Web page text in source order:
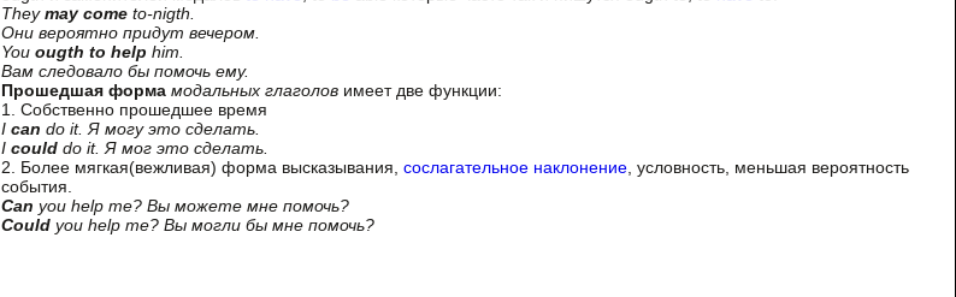
Theymay come to-nigth.
Они вероятно придут вечером.
You ougth to help him.
Вам следовало бы помочь ему.
Прошедшая форма модальных глаголов имеет две функции:
1. Собственно прошедшее время
I can do it. Я могу это сделать.
I could do it. Я мог это сделать.
2. Более мягкая(вежливая) форма высказывания, сослагательное наклонение , условность, меньшая вероятность
события.
Can you help me? Вы можете мне помочь?
Could you help me? Вы могли бы мне помочь?